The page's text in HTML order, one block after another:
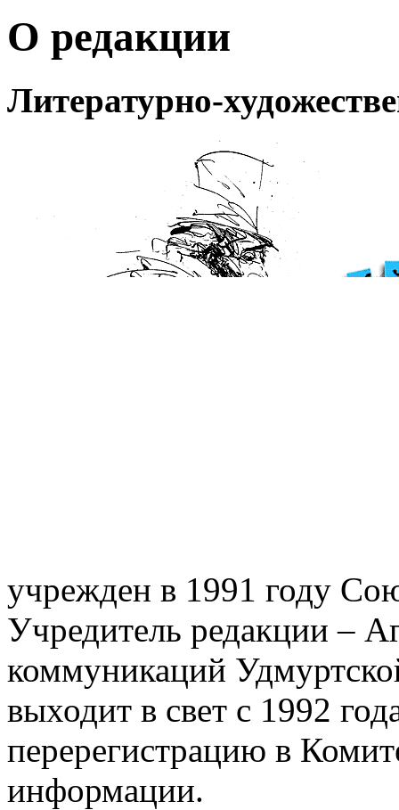
О редакции
Литературно-
учрежден в 1991 году
Учредитель редакции –
коммуникаций
выходит в свет с 1992
перерегистрацию в
информации.